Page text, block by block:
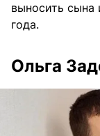
выносить сына
года.
Ольга